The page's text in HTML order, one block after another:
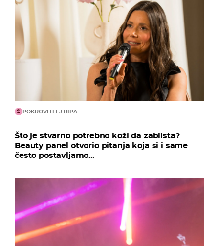
POKROVITELJ BIPA
Što je stvarno potrebno koži da zablista?
Beauty panel otvorio pitanja koja si i same
često postavljamo...